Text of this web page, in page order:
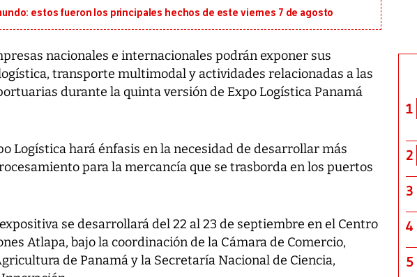
estos fueron los principales hechos de este viernes 7 de agosto
nacionales e internacionales podrán exponer sus
transporte multimodal y actividades relacionadas a las
durante la quinta versión de Expo Logística Panamá
Logística hará énfasis en la necesidad de desarrollar más
para la mercancía que se trasborda en los puertos
se desarrollará del 22 al 23 de septiembre en el Centro
Atlapa, bajo la coordinación de la Cámara de Comercio,
de Panamá y la Secretaría Nacional de Ciencia,
1
2
3
4
5